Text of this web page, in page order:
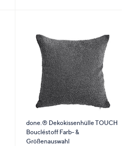
done.® Dekokissenhülle TOUCH
Boucléstoff Farb- &
Größenauswahl